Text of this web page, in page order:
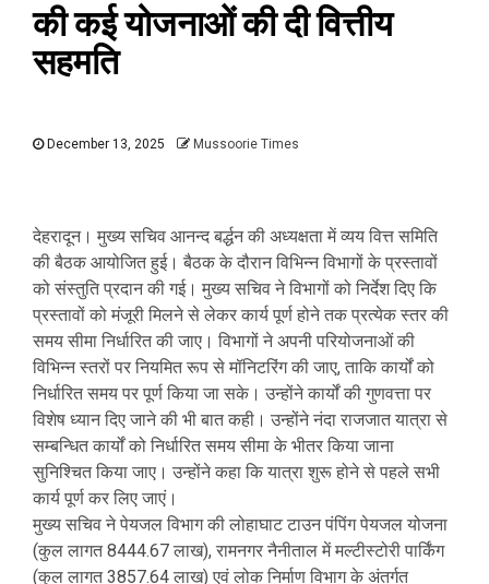
की कई योजनाओं की दी वित्तीय
सहमति
December 13, 2025 Mussoorie Times
देहरादून। मुख्य सचिव आनन्द बर्द्धन की अध्यक्षता में व्यय वित्त समिति
की बैठक आयोजित हुई। बैठक के दौरान विभिन्न विभागों के प्रस्तावों
को संस्तुति प्रदान की गई। मुख्य सचिव ने विभागों को निर्देश दिए कि
प्रस्तावों को मंजूरी मिलने से लेकर कार्य पूर्ण होने तक प्रत्येक स्तर की
समय सीमा निर्धारित की जाए। विभागों ने अपनी परियोजनाओं की
विभिन्न स्तरों पर नियमित रूप से मॉनिटरिंग की जाए, ताकि कार्यों को
निर्धारित समय पर पूर्ण किया जा सके। उन्होंने कार्यों की गुणवत्ता पर
विशेष ध्यान दिए जाने की भी बात कही। उन्होंने नंदा राजजात यात्रा से
सम्बन्धित कार्यों को निर्धारित समय सीमा के भीतर किया जाना
सुनिश्चित किया जाए। उन्होंने कहा कि यात्रा शुरू होने से पहले सभी
कार्य पूर्ण कर लिए जाएं।
मुख्य सचिव ने पेयजल विभाग की लोहाघाट टाउन पंपिंग पेयजल योजना
(कुल लागत 8444.67 लाख), रामनगर नैनीताल में मल्टीस्टोरी पार्किंग
(कुल लागत 3857.64 लाख) एवं लोक निर्माण विभाग के अंतर्गत